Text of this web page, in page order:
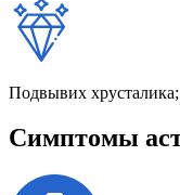
Подвывих хрусталика;
Симптомы